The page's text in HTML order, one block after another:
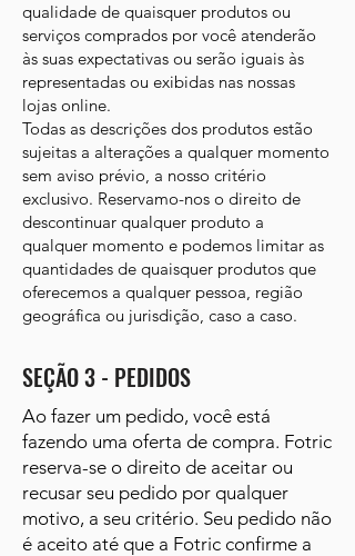
qualidade de quaisquer produtos ou
serviços comprados por você atenderão
às suas expectativas ou serão iguais às
representadas ou exibidas nas nossas
lojas online.
Todas as descrições dos produtos estão
sujeitas a alterações a qualquer momento
sem aviso prévio, a nosso critério
exclusivo. Reservamo-nos o direito de
descontinuar qualquer produto a
qualquer momento e podemos limitar as
quantidades de quaisquer produtos que
oferecemos a qualquer pessoa, região
geográfica ou jurisdição, caso a caso.
SEÇÃO 3 - PEDIDOS
Ao fazer um pedido, você está
fazendo uma oferta de compra. Fotric
reserva-se o direito de aceitar ou
recusar seu pedido por qualquer
motivo, a seu critério. Seu pedido não
é aceito até que a Fotric confirme a